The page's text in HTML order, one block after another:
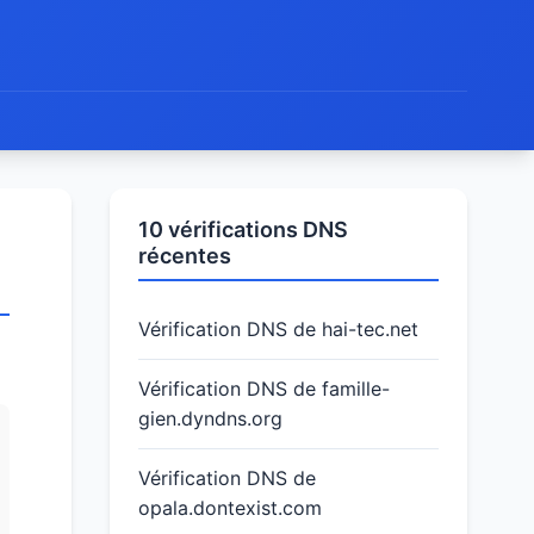
10 vérifications DNS
récentes
Vérification DNS de hai-tec.net
Vérification DNS de famille-
gien.dyndns.org
Vérification DNS de
opala.dontexist.com